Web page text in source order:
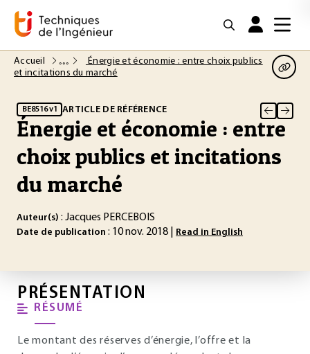
Accueil
Énergie et économie : entre choix publics
et incitations du marché
BE8516 v1 ARTICLE DE RÉFÉRENCE
Énergie et économie : entre
choix publics et incitations
du marché
Auteur(s) : Jacques PERCEBOIS
Date de publication : 10 nov. 2018 | Read in English
PRÉSENTATION
RÉSUMÉ
Le montant des réserves d’énergie, l’offre et la